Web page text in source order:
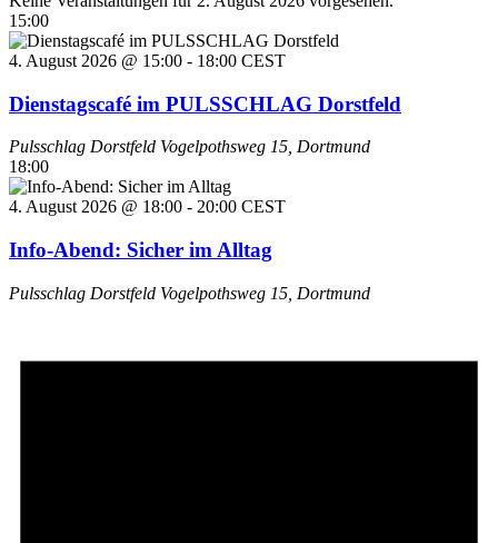
15:00
4. August 2026 @ 15:00 - 18:00 CEST
Dienstagscafé im PULSSCHLAG Dorstfeld
Pulsschlag Dorstfeld Vogelpothsweg 15, Dortmund
18:00
4. August 2026 @ 18:00 - 20:00 CEST
Info-Abend: Sicher im Alltag
Pulsschlag Dorstfeld Vogelpothsweg 15, Dortmund